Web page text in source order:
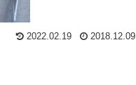
2022.02.19 2018.12.09